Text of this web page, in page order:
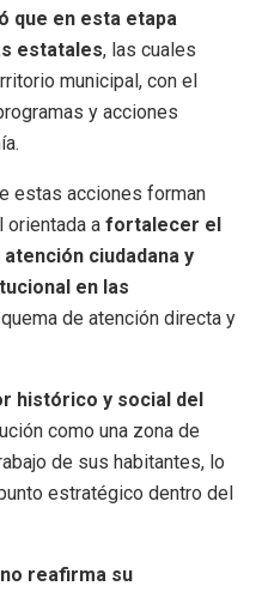
que en esta etapa
estatales, las cuales
municipal, con el
y acciones
estas acciones forman
orientada a fortalecer el
ciudadana y
en las
de atención directa y
histórico y social del
como una zona de
de sus habitantes, lo
estratégico dentro del
reafirma su